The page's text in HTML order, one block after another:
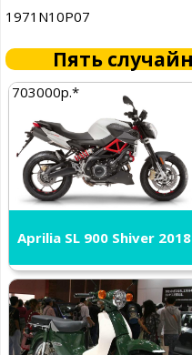
1971N10P07
Пять
703000р.*
Aprilia SL 900 Shiver 2018